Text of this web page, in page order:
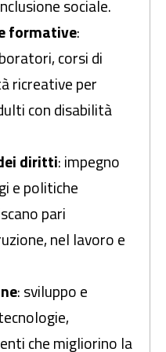
sociale.
formative:
corsi di
ricreative per
con disabilità
diritti: impegno
e politiche
pari
nel lavoro e
: sviluppo e
che migliorino la